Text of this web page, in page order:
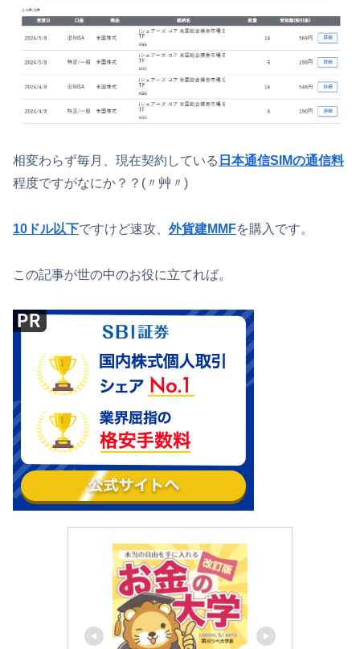
相変わらず毎月、現在契約している 日本通信SIMの通信料
程度ですがなにか？？(〃艸〃)
10ドル以下ですけど速攻、 外貨建MMFを購入です。
この記事が世の中のお役に立てれば。